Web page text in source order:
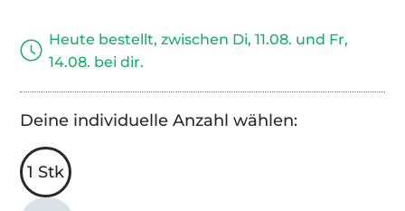
Heute bestellt, zwischen Di, 11.08. und Fr,
14.08. bei dir.
Deine individuelle Anzahl wählen:
1 Stk